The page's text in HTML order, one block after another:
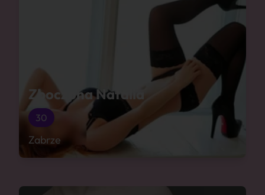
Zboczona Natalia
30
Zabrze